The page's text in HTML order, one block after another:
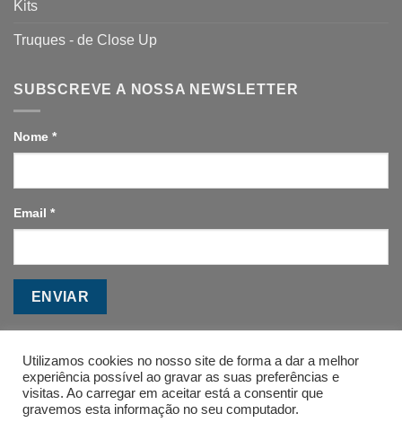
Kits
Truques - de Close Up
SUBSCREVE A NOSSA NEWSLETTER
Nome *
Email *
ENVIAR
Utilizamos cookies no nosso site de forma a dar a melhor
experiência possível ao gravar as suas preferências e
visitas. Ao carregar em aceitar está a consentir que
gravemos esta informação no seu computador.